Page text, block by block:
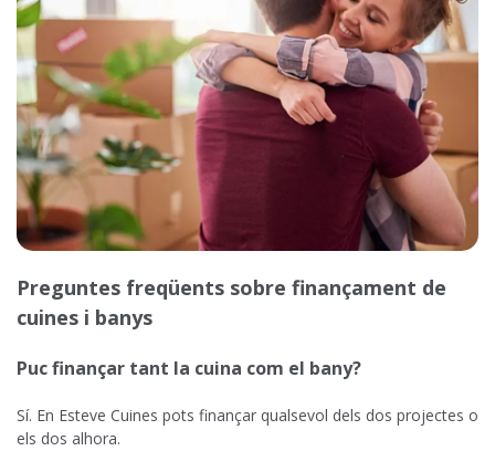
Preguntes freqüents sobre finançament de
cuines i banys
Puc finançar tant la cuina com el bany?
Sí. En Esteve Cuines pots finançar qualsevol dels dos projectes o
els dos alhora.